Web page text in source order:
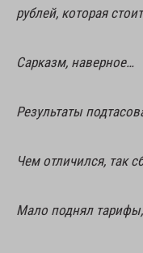
рублей, которая
Сарказм, наверное…
Результаты
Чем отличился, так
Мало поднял тарифы,